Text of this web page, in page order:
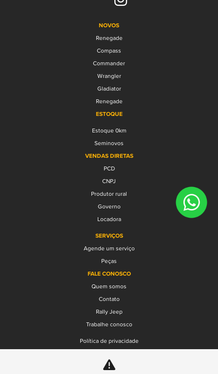
NOVOS
Renegade
Compass
Commander
Wrangler
Gladiator
Renegade
ESTOQUE
Estoque 0km
Seminovos
VENDAS DIRETAS
PCD
CNPJ
Produtor rural
Governo
Locadora
SERVIÇOS
Agende um serviço
Peças
FALE CONOSCO
Quem somos
Contato
Rally Jeep
Trabalhe conosco
Política de privacidade
Transparência Salarial